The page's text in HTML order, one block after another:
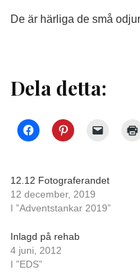
De är härliga de små
Dela detta:
12.12 Fotograferandet
12 december, 2019
I ”Adventstankar 2019”
Inlagd på rehab
4 juni, 2012
I ”EDS”